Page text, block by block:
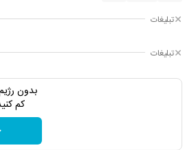
تبلیغات
تبلیغات
بدون
کم